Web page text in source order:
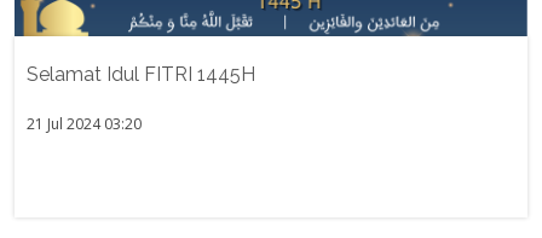
Selamat Idul FITRI 1445H
21 Jul 2024 03:20